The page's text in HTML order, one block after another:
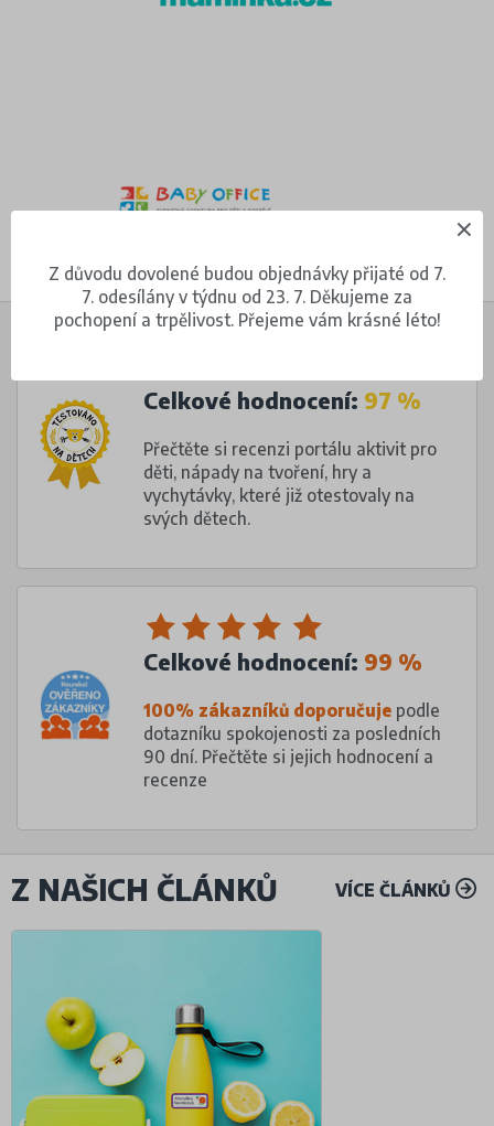
Celkové hodnocení: 97 %
Přečtěte si recenzi portálu aktivit pro
děti, nápady na tvoření, hry a
vychytávky, které již otestovaly na
svých dětech.
Celkové hodnocení: 99 %
100% zákazníků doporučuje podle
dotazníku spokojenosti za posledních
90 dní. Přečtěte si jejich hodnocení a
recenze
Z NAŠICH ČLÁNKŮ VÍCE ČLÁNKŮ
Z důvodu dovolené budou objednávky přijaté od 7.
7. odesílány v týdnu od 23. 7. Děkujeme za
pochopení a trpělivost. Přejeme vám krásné léto!